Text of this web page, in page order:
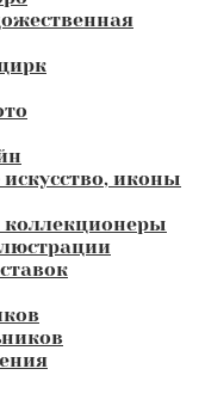
иконы
коллекционеры